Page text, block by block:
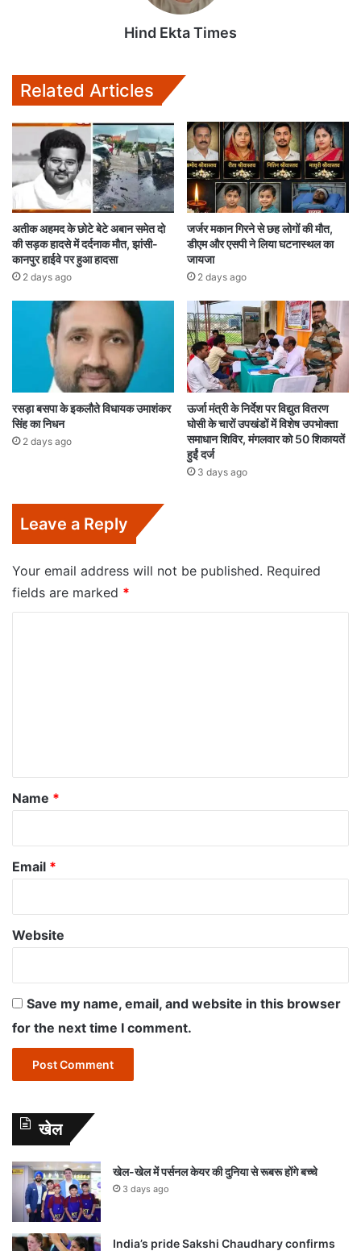
Hind Ekta Times
Related Articles
अतीक अहमद के छोटे बेटे अबान समेत दो
की सड़क हादसे में दर्दनाक मौत, झांसी-
कानपुर हाईवे पर हुआ हादसा
2 days ago
जर्जर मकान गिरने से छह लोगों की मौत,
डीएम और एसपी ने लिया घटनास्थल का
जायजा
2 days ago
रसड़ा बसपा के इकलौते विधायक उमाशंकर
सिंह का निधन
2 days ago
ऊर्जा मंत्री के निर्देश पर विद्युत वितरण
घोसी के चारों उपखंडों में विशेष उपभोक्ता
समाधान शिविर, मंगलवार को 50 शिकायतें
हुईं दर्ज
3 days ago
Leave a Reply
Your email address will not be published. Required
fields are marked *
*
Name *
Email *
Website
Save my name, email, and website in this browser
for the next time I comment.
खेल
खेल-खेल में पर्सनल केयर की दुनिया से रूबरू होंगे बच्चे
3 days ago
India’s pride Sakshi Chaudhary confirms